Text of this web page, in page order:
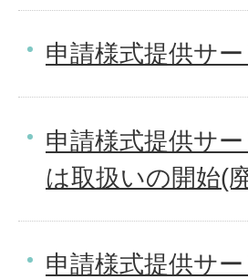
申請様式提供サ
申請様式提供サ
は取扱いの開始(
申請様式提供サ